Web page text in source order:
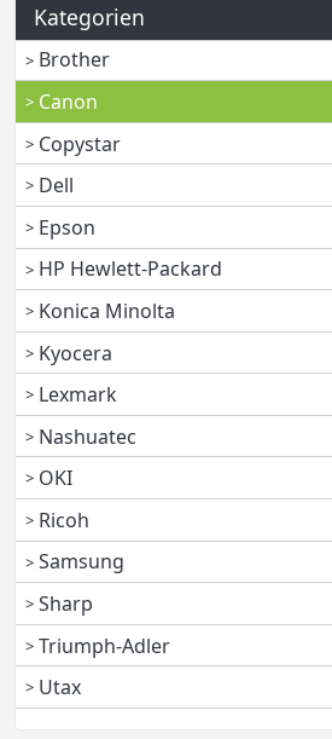
Kategorien
Brother
Canon
Copystar
Dell
Epson
HP Hewlett-Packard
Konica Minolta
Kyocera
Lexmark
Nashuatec
OKI
Ricoh
Samsung
Sharp
Triumph-Adler
Utax